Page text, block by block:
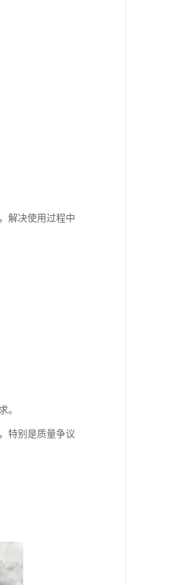
解决使用过程中
。
特别是质量争议